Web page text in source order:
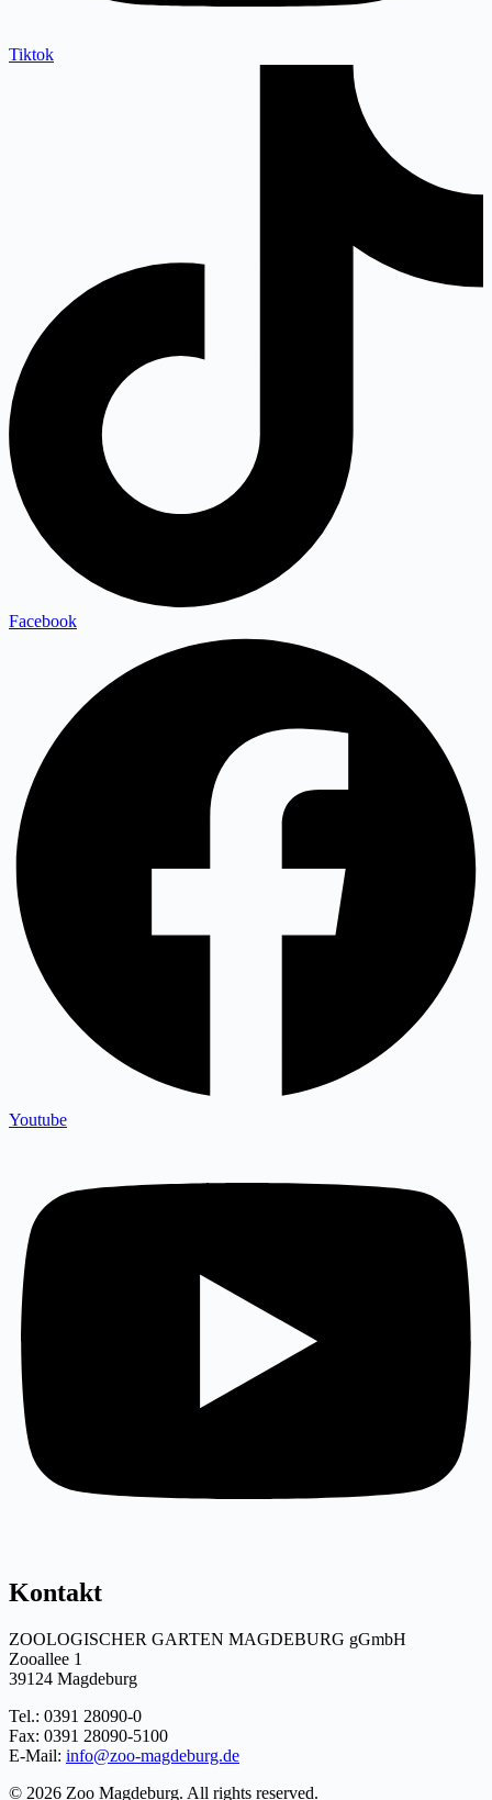
Tiktok
Facebook
Youtube
Kontakt
ZOOLOGISCHER GARTEN MAGDEBURG gGmbH
Zooallee 1
39124 Magdeburg
Tel.: 0391 28090-0
Fax: 0391 28090-5100
E-Mail: info@zoo-magdeburg.de
© 2026 Zoo Magdeburg. All rights reserved.